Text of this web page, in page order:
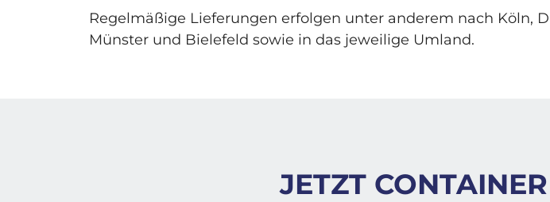
Regelmäßige Lieferungen erfolgen unter anderem nach Köln,
Münster und Bielefeld sowie in das jeweilige Umland.
JETZT